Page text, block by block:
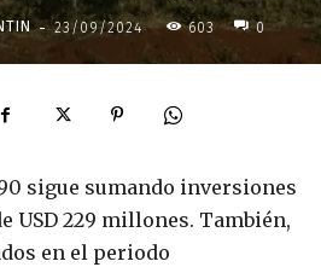
- 23/09/2024 603 0
sigue sumando inversiones
USD 229 millones. También,
en el periodo